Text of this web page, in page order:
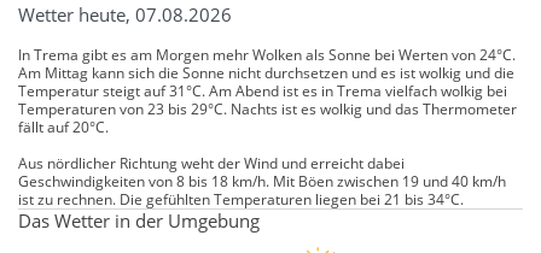
Wetter heute, 07.08.2026
In Trema gibt es am Morgen mehr Wolken als Sonne bei Werten von 24°C.
Am Mittag kann sich die Sonne nicht durchsetzen und es ist wolkig und die
Temperatur steigt auf 31°C. Am Abend ist es in Trema vielfach wolkig bei
Temperaturen von 23 bis 29°C. Nachts ist es wolkig und das Thermometer
fällt auf 20°C.
Aus nördlicher Richtung weht der Wind und erreicht dabei
Geschwindigkeiten von 8 bis 18 km/h. Mit Böen zwischen 19 und 40 km/h
ist zu rechnen. Die gefühlten Temperaturen liegen bei 21 bis 34°C.
Das Wetter in der Umgebung